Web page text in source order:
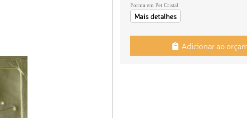
Forma em Pet Cristal
Mais detalhes
Adicionar ao